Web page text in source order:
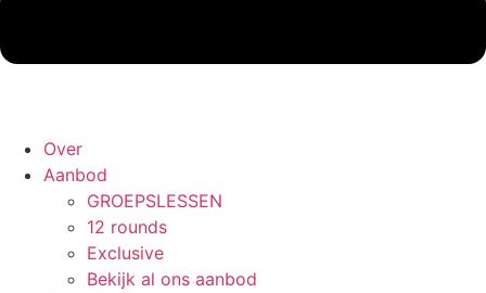
Over
Aanbod
GROEPSLESSEN
12 rounds
Exclusive
Bekijk al ons aanbod